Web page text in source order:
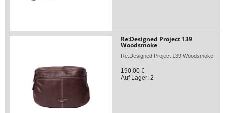
Re:Designed Project 139
Woodsmoke
Re:Designed Project 139 Woodsmoke
190,00 €
Auf Lager: 2